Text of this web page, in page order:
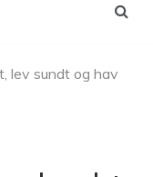
lev sundt og hav